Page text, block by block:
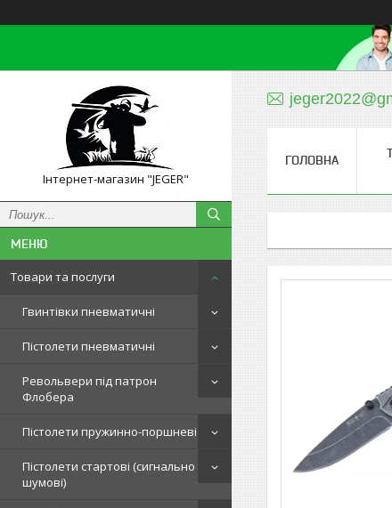
Інтернет-магазин "JEGER"
Товари та послуги
Гвинтівки пневматичні
Пістолети пневматичні
Револьвери під патрон
Флобера
Пістолети пружинно-поршневі
Пістолети стартові (сигнально
шумові)
ГОЛОВНА